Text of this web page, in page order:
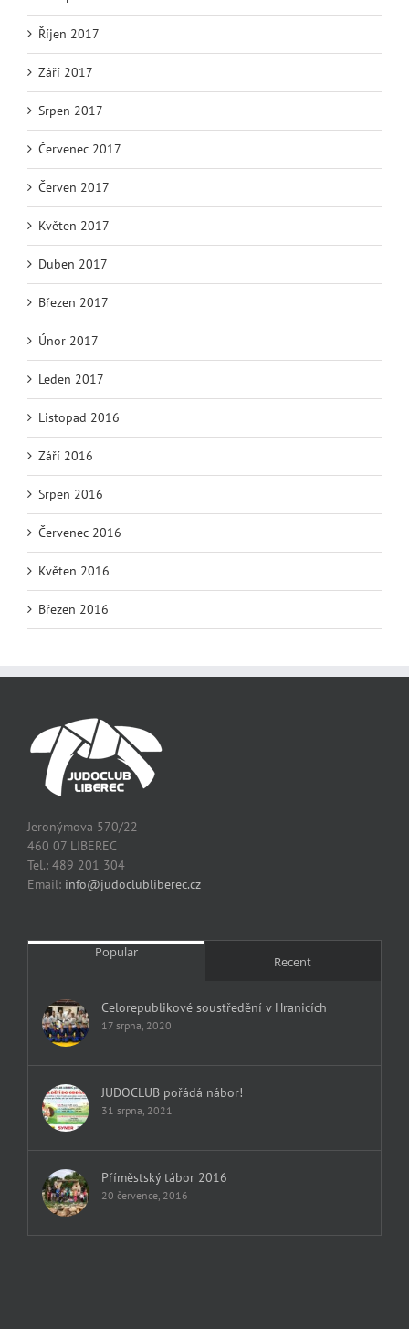
Říjen 2017
Září 2017
Srpen 2017
Červenec 2017
Červen 2017
Květen 2017
Duben 2017
Březen 2017
Únor 2017
Leden 2017
Listopad 2016
Září 2016
Srpen 2016
Červenec 2016
Květen 2016
Březen 2016
Jeronýmova 570/22
460 07 LIBEREC
Tel.: 489 201 304
Email: info@judoclubliberec.cz
Popular
Recent
Celorepublikové soustředění v Hranicích
17 srpna, 2020
JUDOCLUB pořádá nábor!
31 srpna, 2021
Příměstský tábor 2016
20 července, 2016